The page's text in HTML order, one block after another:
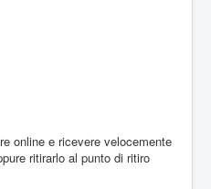
online e ricevere velocemente
ritirarlo al punto di ritiro